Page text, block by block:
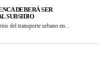
DEBERÁ SER
SUBSIDIO
del transporte urbano en...